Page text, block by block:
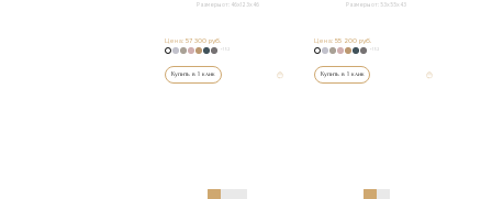
Размеры от: 46х123х46
Цена: 57 300 руб.
Купить в 1 клик
Размеры от: 53х55х43
Цена:55 200 руб.
Купить в 1 клик